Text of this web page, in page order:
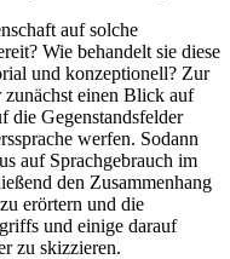
auf solche
Wie behandelt sie diese
und konzeptionell? Zur
einen Blick auf
die Gegenstandsfelder
werfen. Sodann
auf Sprachgebrauch im
den Zusammenhang
erörtern und die
und einige darauf
zu skizzieren.